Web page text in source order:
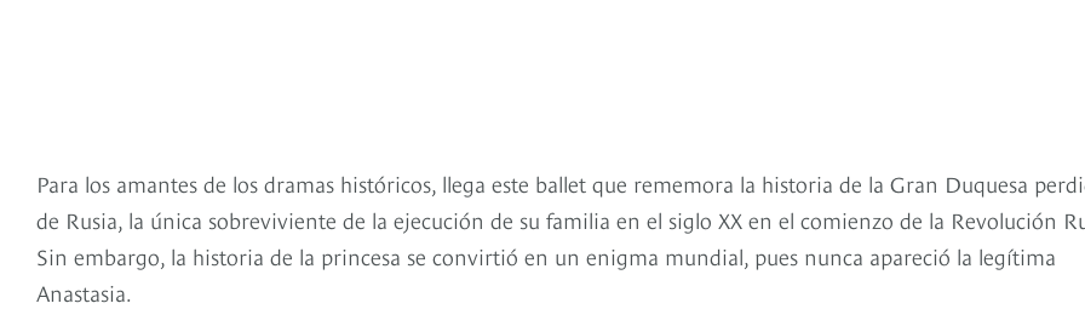
Para los amantes de los dramas históricos, llega este ballet que rememora la historia de la Gran Duquesa
de Rusia, la única sobreviviente de la ejecución de su familia en el siglo XX en el comienzo de la Revolución
Sin embargo, la historia de la princesa se convirtió en un enigma mundial, pues nunca apareció la legítima
Anastasia.